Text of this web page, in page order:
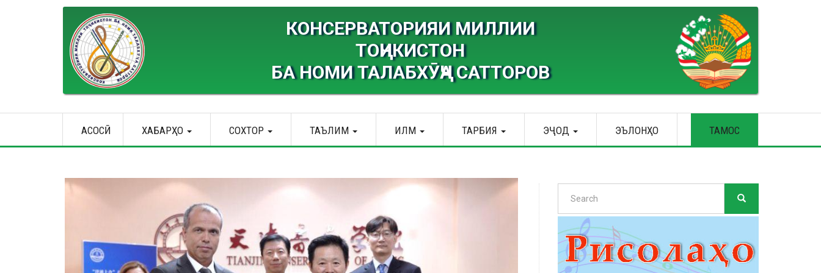
КОНСЕРВАТОРИЯИ МИЛЛИИ
ТОҶИКИСТОН
БА НОМИ ТАЛАБХӮҶА САТТОРОВ
navigation
АСОСӢ ХАБАРҲО СОХТОР ТАЪЛИМ ИЛМ ТАРБИЯ ЭҶОД ЭЪЛОНҲО ТАМОС
Search SEARCH